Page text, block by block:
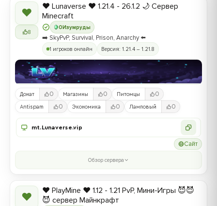
❤
8
0Изумруды
❤️ Lunaverse ❤️ 1.21.4 - 26.1.2 🌙 Сервер
Minecraft
➡️ SkyPvP, Survival, Prison, Anarchy ⬅️
1 игроков онлайн Версия: 1.21.4 – 1.21.8
Донат 0 Магазины 0 Питомцы 0
Antispam 0 Экономика 0 Ламповый 0
mt.Lunaverse.vip
Сайт
Обзор сервера
❤
❤️ PlayMine ❤️ 1.12 - 1.21 PvP, Мини-Игры 😈😈
😈 сервер Майнкрафт